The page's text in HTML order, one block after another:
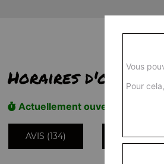
Horaires
Actuellement ouvert
AVIS (134)
Vous
Pour